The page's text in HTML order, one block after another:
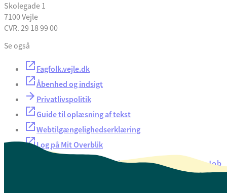
Skolegade 1
7100 Vejle
CVR. 29 18 99 00
Se også
Fagfolk.vejle.dk
Åbenhed og indsigt
Privatlivspolitik
Guide til oplæsning af tekst
Webtilgængelighedserklæring
Log på Mit Overblik
Oversigt over selvbetjeningJob